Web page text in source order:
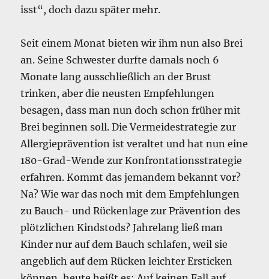
isst“, doch dazu später mehr.
Seit einem Monat bieten wir ihm nun also Brei
an. Seine Schwester durfte damals noch 6
Monate lang ausschließlich an der Brust
trinken, aber die neusten Empfehlungen
besagen, dass man nun doch schon früher mit
Brei beginnen soll. Die Vermeidestrategie zur
Allergieprävention ist veraltet und hat nun eine
180-Grad-Wende zur Konfrontationsstrategie
erfahren. Kommt das jemandem bekannt vor?
Na? Wie war das noch mit dem Empfehlungen
zu Bauch- und Rückenlage zur Prävention des
plötzlichen Kindstods? Jahrelang ließ man
Kinder nur auf dem Bauch schlafen, weil sie
angeblich auf dem Rücken leichter Ersticken